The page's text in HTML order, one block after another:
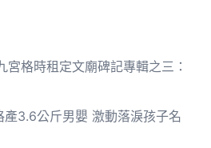
宮格時租定文廟碑記專輯之三：
3.6公斤男嬰 激動落淚孩子名